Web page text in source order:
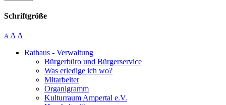
Schriftgröße
A A A
Rathaus - Verwaltung
Bürgerbüro und Bürgerservice
Was erledige ich wo?
Mitarbeiter
Organigramm
Kulturraum Ampertal e.V.